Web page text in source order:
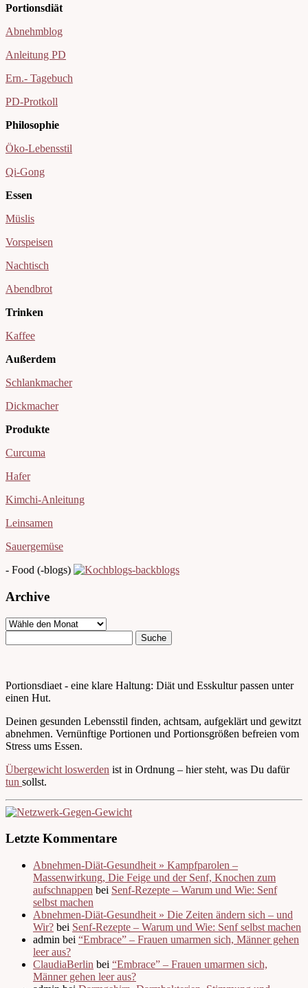
Portionsdiät
Abnehmblog
Anleitung PD
Ern.- Tagebuch
PD-Protkoll
Philosophie
Öko-Lebensstil
Qi-Gong
Essen
Müslis
Vorspeisen
Nachtisch
Abendbrot
Trinken
Kaffee
Außerdem
Schlankmacher
Dickmacher
Produkte
Curcuma
Hafer
Kimchi-Anleitung
Leinsamen
Sauergemüse
- Food (-blogs)
Archive
Portionsdiaet - eine klare Haltung: Diät und Esskultur passen unter
einen Hut.
Deinen gesunden Lebensstil finden, achtsam, aufgeklärt und gewitzt
abnehmen. Vernünftige Portionen und Portionsgrößen befreien vom
Stress ums Essen.
Übergewicht loswerden ist in Ordnung – hier steht, was Du dafür
tun sollst.
Letzte Kommentare
Abnehmen-Diät-Gesundheit » Kampfparolen –
Massenwirkung, Die Feige und der Senf, Knochen zum
aufschnappen bei Senf-Rezepte – Warum und Wie: Senf
selbst machen
Abnehmen-Diät-Gesundheit » Die Zeiten ändern sich – und
Wir? bei Senf-Rezepte – Warum und Wie: Senf selbst machen
admin bei “Embrace” – Frauen umarmen sich, Männer gehen
leer aus?
ClaudiaBerlin bei “Embrace” – Frauen umarmen sich,
Männer gehen leer aus?